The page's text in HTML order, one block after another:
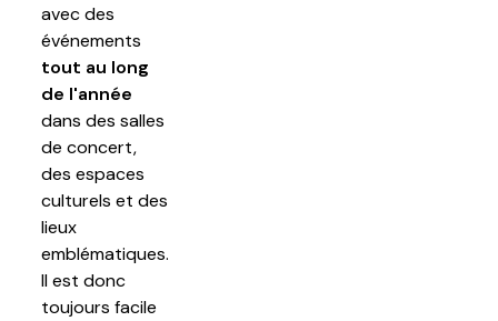
avec des
événements
tout au long
de l'année
dans des salles
de concert,
des espaces
culturels et des
lieux
emblématiques.
Il est donc
toujours facile